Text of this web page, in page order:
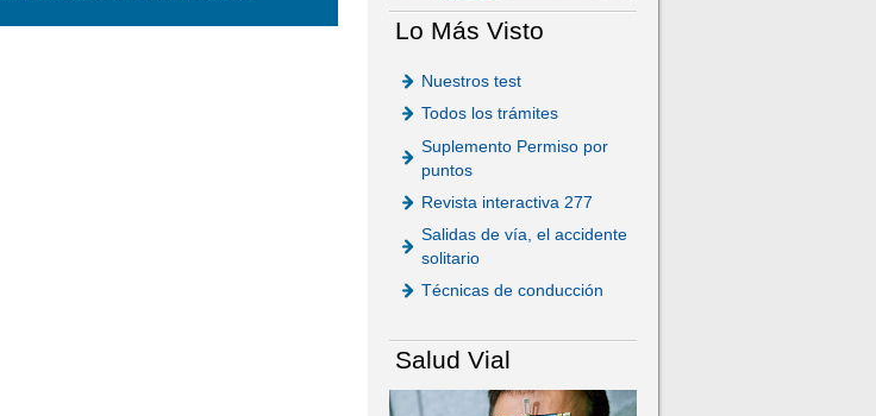
Lo Más Visto
Nuestros test
Todos los trámites
Suplemento Permiso por
puntos
Revista interactiva 277
Salidas de vía, el accidente
solitario
Técnicas de conducción
Salud Vial